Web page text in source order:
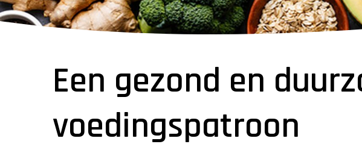
Een gezond en
voedingspatroon